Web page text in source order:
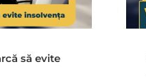
să evite